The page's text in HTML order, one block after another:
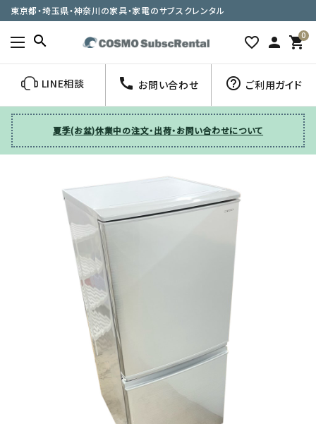
東京都・埼玉県・神奈川の家具・家電のサブスクレンタル
search favorite_border person 0
shopping_cart
LINE相談 call お問い合わせ help_outline ご利用ガイド
夏季(お盆)休業中の注文・出荷・お問い合わせについて